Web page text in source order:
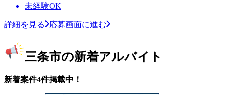
未経験OK
詳細を見る 応募画面に進む
三条市の新着アルバイト
新着案件4件掲載中！